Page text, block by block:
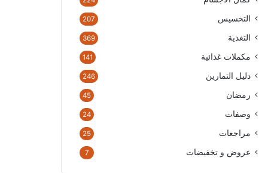
التخسيس 207
التغذية 369
مكملات غذائية 141
دليل التمارين 246
رمضان 45
وصفات 24
مراجعات 25
عروض و تخفيضات 7